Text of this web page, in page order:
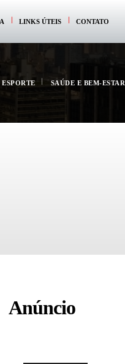
LINKS ÚTEIS CONTATO
ESPORTE SAÚDE E BEM-ESTAR
Anúncio